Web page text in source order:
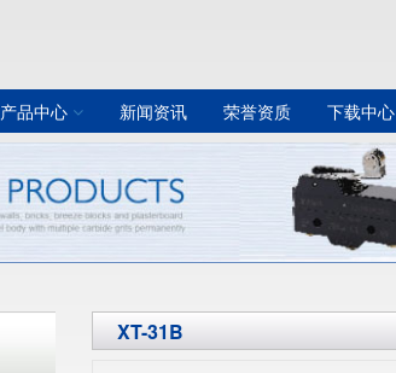
产品中心 新闻资讯 荣誉资质 下载中心
XT-31B